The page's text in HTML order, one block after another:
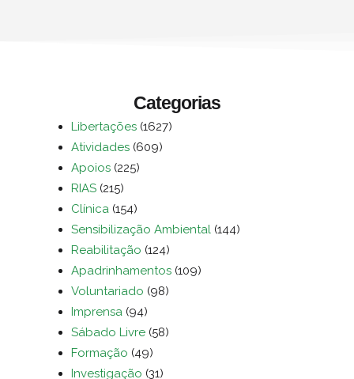
Categorias
Libertações (1627)
Atividades (609)
Apoios (225)
RIAS (215)
Clínica (154)
Sensibilização Ambiental (144)
Reabilitação (124)
Apadrinhamentos (109)
Voluntariado (98)
Imprensa (94)
Sábado Livre (58)
Formação (49)
Investigação (31)